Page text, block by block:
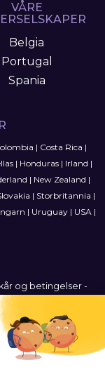
VÅRE
Belgia
Portugal
Spania
| Costa Rica |
| Honduras | Irland |
| New Zealand |
| Storbritannia |
| Uruguay| USA|
og betingelser-